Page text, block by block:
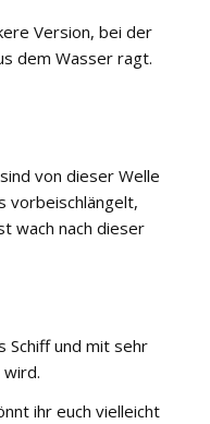
Version, bei der
dem Wasser ragt.
von dieser Welle
vorbeischlängelt,
wach nach dieser
Schiff und mit sehr
ihr euch vielleicht